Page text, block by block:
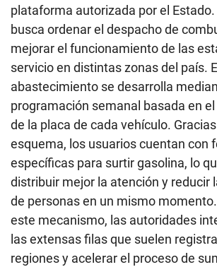
plataforma autorizada por el
busca ordenar el despacho de
mejorar el funcionamiento de las
servicio en distintas zonas del país. El
abastecimiento se desarrolla
programación semanal basada en
de la placa de cada vehículo.
esquema, los usuarios cuentan con
específicas para surtir gasolina, lo
distribuir mejor la atención y reducir
de personas en un mismo
este mecanismo, las autoridades
las extensas filas que suelen
regiones y acelerar el proceso de